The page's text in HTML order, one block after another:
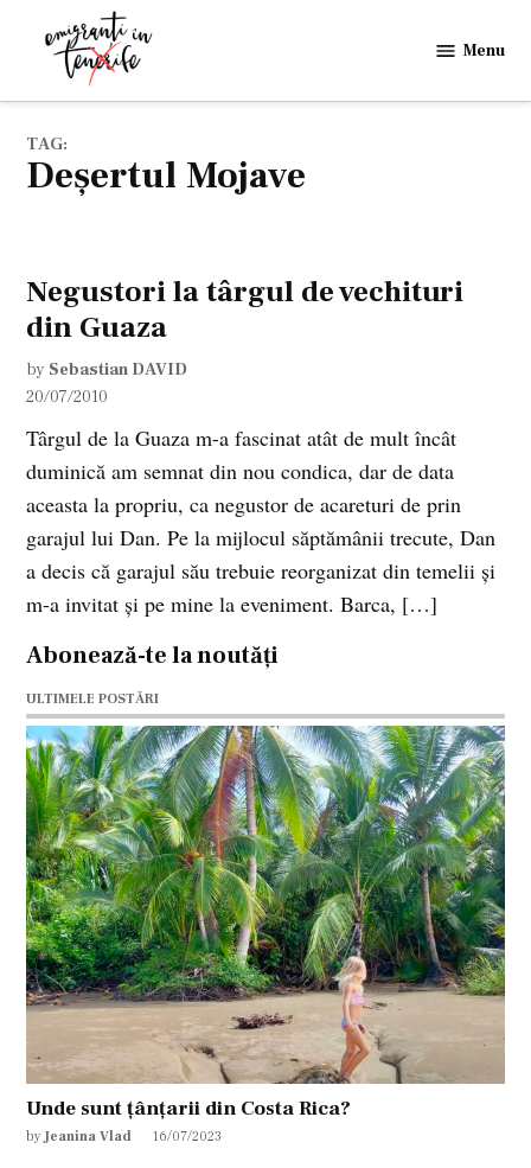
in
Menu
TAG:
deşertul Mojave
Negustori la târgul de vechituri
din Guaza
by Sebastian DAVID
20/07/2010
Târgul de la Guaza m-a fascinat atât de mult încât
duminică am semnat din nou condica, dar de data
aceasta la propriu, ca negustor de acareturi de prin
garajul lui Dan. Pe la mijlocul săptămânii trecute, Dan
a decis că garajul său trebuie reorganizat din temelii şi
m-a invitat şi pe mine la eveniment. Barca, […]
Abonează-te la noutăți
ULTIMELE POSTĂRI
Unde sunt țânțarii din Costa Rica?
by Jeanina Vlad 16/07/2023